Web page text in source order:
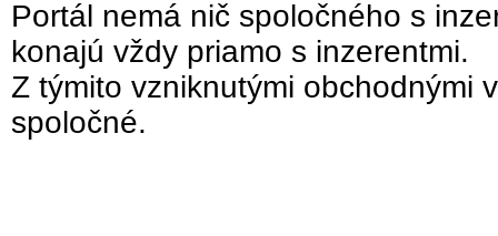
Portál nemá nič spoločného s
konajú vždy priamo s inzerentmi.
Z týmito vzniknutými obchodnými
spoločné.